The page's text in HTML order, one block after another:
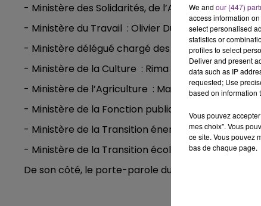
- Ministère des Solidarités, de l’Autonomie et des
- Ministère du Travail : Olivier Dussopt
- Ministère délégué chargé des Comptes publics
- Ministère de la Culture : Rima Abdul Malak
- Ministère de l’Agriculture : Marc Fesneau
- Ministère de la Fonction publique : Stanislas
- Ministère de la Transition énergétique : Agnès
- Ministère de la Transition écologique : Amélie de
De son côté, le porte-parole du gouvernement est
10h00 - 14h00
LE TICKET DE CAISSE
We and our (447)
access information
select personalised
statistics or
profiles to select
Deliver and present
data such as IP
requested; Use
based on information
Vous pouvez
mes choix". Vous
ce site. Vous pouvez
bas de chaque page.